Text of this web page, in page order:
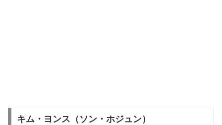
キム・ヨンス（ソン・ホジュン）